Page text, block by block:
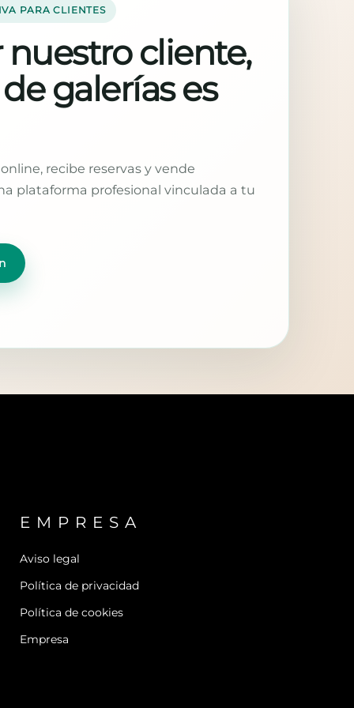
PARA CLIENTES
nuestro cliente,
galerías es
recibe reservas y vende
plataforma profesional vinculada a tu
EMPRESA
Aviso legal
Política de privacidad
Política de cookies
Empresa